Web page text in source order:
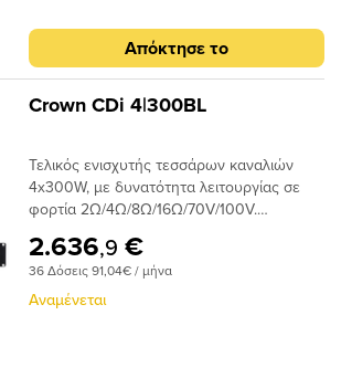
Απόκτησε το
Crown CDi 4|300BL
Τελικός ενισχυτής τεσσάρων καναλιών
4x300W, με δυνατότητα λειτουργίας σε
φορτία 2Ω/4Ω/8Ω/16Ω/70V/100V.
ρύθμιση μέσω HiQnet πρωτοκόλλου.
Ενσωματωμένο DSP για δρομολόγηση
εισόδου, καθυστέρηση εισόδου έως και
2.636,9 €
36 Δόσεις 91,04€ / μήνα
Αναμένεται